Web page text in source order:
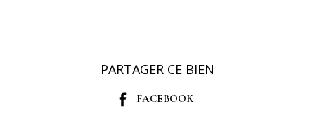
PARTAGER CE BIEN
FACEBOOK